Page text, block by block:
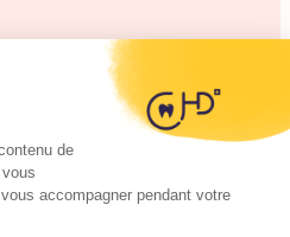
d’Hygiène Dentaire
légales